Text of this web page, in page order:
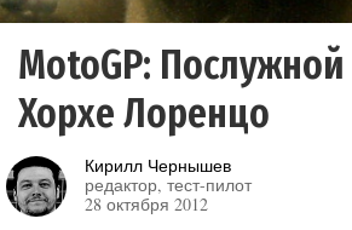
MotoGP: Послужной
Хорхе Лоренцо
Кирилл Чернышев
редактор, тест-пилот
28 октября 2012